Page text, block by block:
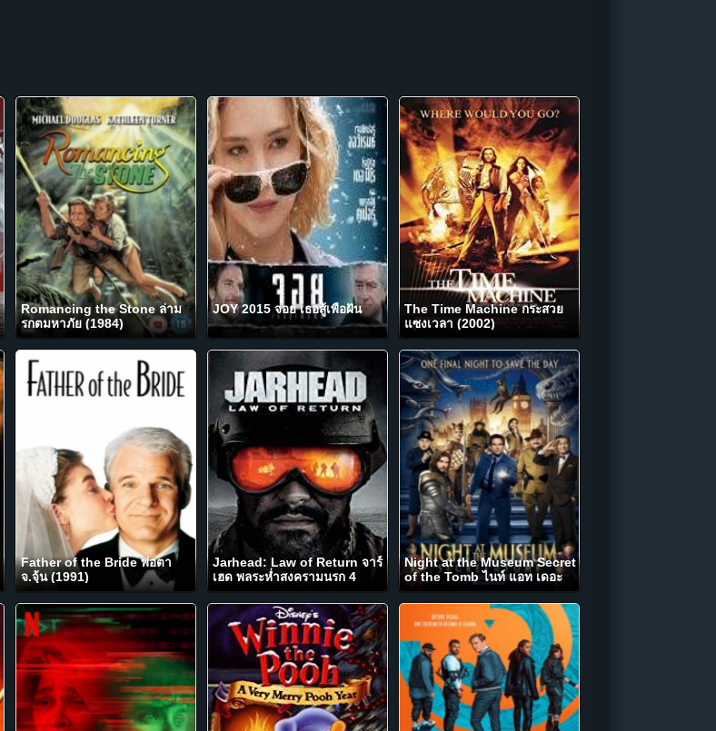
Romancing the Stone ล่าม
รกตมหาภัย (1984)
JOY 2015 จอย เธอสู้เพื่อฝัน
The Time Machine กระสวย
แซงเวลา (2002)
Father of the Bride พ่อตา
จ.จุ้น (1991)
Jarhead: Law of Return จาร์
เฮด พลระห่ำสงครามนรก 4
(2019)
Night at the Museum Secret
of the Tomb ไนท์ แอท เดอะ
มิวเซียม ความลับสุสานอัศจรรย์
(2014)